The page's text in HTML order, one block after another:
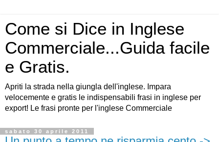
Come si Dice in Inglese
Commerciale...Guida facile
e Gratis.
Apriti la strada nella giungla dell'inglese. Impara
velocemente e gratis le indispensabili frasi in inglese per
export! Le frasi pronte per l'inglese Commerciale
sabato 30 aprile 2011